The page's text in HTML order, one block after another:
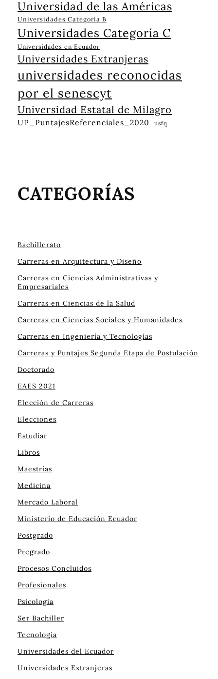
Universidad de las Américas
Universidades Categoría B
Universidades Categoría C
Universidades en Ecuador
Universidades Extranjeras
universidades reconocidas
por el senescyt
Universidad Estatal de Milagro
UP_PuntajesReferenciales_2020 usfq
CATEGORÍAS
Bachillerato
Carreras en Arquitectura y Diseño
Carreras en Ciencias Administrativas y
Empresariales
Carreras en Ciencias de la Salud
Carreras en Ciencias Sociales y Humanidades
Carreras en Ingeniería y Tecnologías
Carreras y Puntajes Segunda Etapa de Postulación
Doctorado
EAES 2021
Elección de Carreras
Elecciones
Estudiar
Libros
Maestrías
Medicina
Mercado Laboral
Ministerio de Educación Ecuador
Postgrado
Pregrado
Procesos Concluidos
Profesionales
Psicologia
Ser Bachiller
Tecnología
Universidades del Ecuador
Universidades Extranjeras